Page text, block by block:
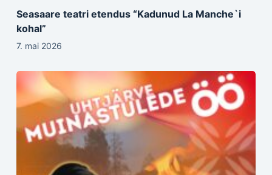
Seasaare teatri etendus “Kadunud La Manche`i
kohal”
7. mai 2026